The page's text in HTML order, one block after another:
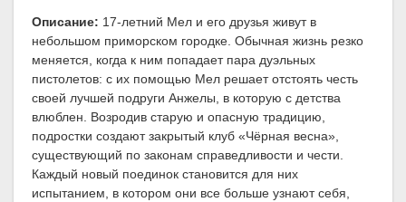
Описание: 17-летний Мел и его друзья живут в
небольшом приморском городке. Обычная жизнь резко
меняется, когда к ним попадает пара дуэльных
пистолетов: с их помощью Мел решает отстоять честь
своей лучшей подруги Анжелы, в которую с детства
влюблен. Возродив старую и опасную традицию,
подростки создают закрытый клуб «Чёрная весна»,
существующий по законам справедливости и чести.
Каждый новый поединок становится для них
испытанием, в котором они все больше узнают себя,